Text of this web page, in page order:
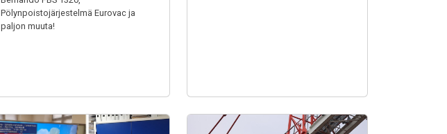
Pölynpoistojärjestelmä Eurovac ja
paljon muuta!